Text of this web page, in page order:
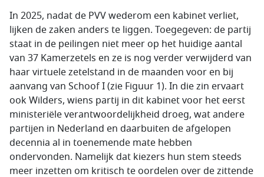
In 2025, nadat de PVV wederom een kabinet verliet,
lijken de zaken anders te liggen. Toegegeven: de partij
staat in de peilingen niet meer op het huidige aantal
van 37 Kamerzetels en ze is nog verder verwijderd van
haar virtuele zetelstand in de maanden voor en bij
aanvang van Schoof I (zie Figuur 1). In die zin ervaart
ook Wilders, wiens partij in dit kabinet voor het eerst
ministeriële verantwoordelijkheid droeg, wat andere
partijen in Nederland en daarbuiten de afgelopen
decennia al in toenemende mate hebben
ondervonden. Namelijk dat kiezers hun stem steeds
meer inzetten om kritisch te oordelen over de zittende